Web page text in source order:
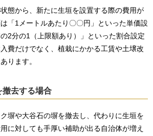
態から、新たに生垣を設置する際の費用が
「1メートルあたり〇〇円」といった単価設
2分の1（上限額あり）」といった割合設定
費だけでなく、植栽にかかる工賃や土壌改
ります。
撤去する場合
塀や大谷石の塀を撤去し、代わりに生垣を
に対しても手厚い補助が出る自治体が増え